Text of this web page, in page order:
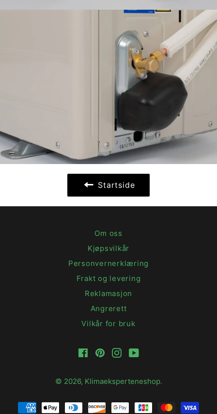
Startside
Om oss
Kjøpsvilkår
Personvernerklæring
Frakt og levering
Reklamasjon
Angrerett
Vilkår for bruk
FacebookPinterest
InstagramYouTube
© 2026, Klimaeksperteneshop.
Betalingsmetoder